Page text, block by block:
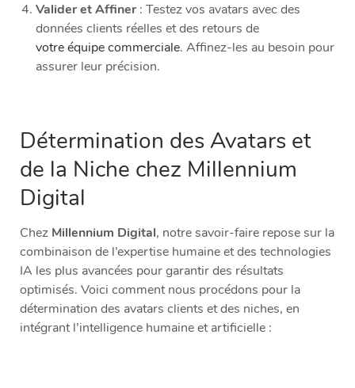
Valider et Affiner: Testez vos avatars avec des
données clients réelles et des retours de
votre équipe commerciale. Affinez-les au besoin pour
assurer leur précision.
Détermination des Avatars et
de la Niche chez Millennium
Digital
Chez Millennium Digital, notre savoir-faire repose sur la
combinaison de l’expertise humaine et des technologies
IA les plus avancées pour garantir des résultats
optimisés. Voici comment nous procédons pour la
détermination des avatars clients et des niches, en
intégrant l’intelligence humaine et artificielle :